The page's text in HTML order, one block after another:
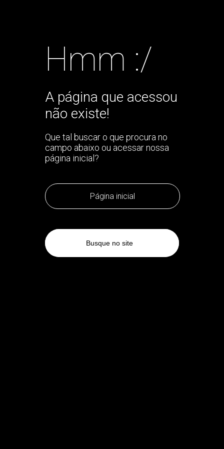
Hmm :/
A página que acessou
não existe!
Que tal buscar o que procura no
campo abaixo ou acessar nossa
página inicial?
Página inicial